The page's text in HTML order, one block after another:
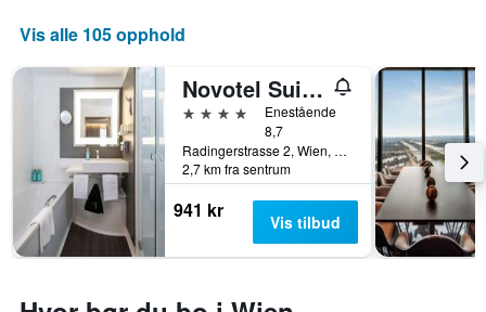
Vis alle 105 opphold
Novotel Suites Wien City Donau
4 stjerner
Enestående
8,7
Radingerstrasse 2, Wien, Wien, Østerrike
2,7 km fra sentrum
941 kr Vis tilbud